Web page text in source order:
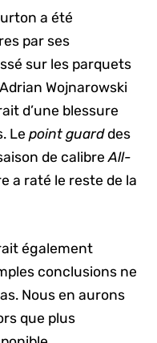
a été
par ses
sur les parquets
Wojnarowski
d’une blessure
Lepoint guarddes
de calibreAll-
a raté le reste de la
également
conclusions ne
Nous en aurons
que plus